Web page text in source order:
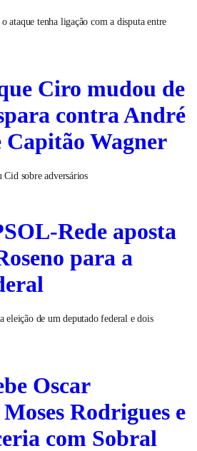
ataque tenha ligação com a disputa entre
Ciro mudou de
contra André
Capitão Wagner
sobre adversários
Rede aposta
para a
eleição de um deputado federal e dois
Oscar
Rodrigues e
com Sobral